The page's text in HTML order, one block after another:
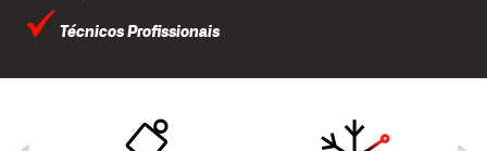
Técnicos Profissionais